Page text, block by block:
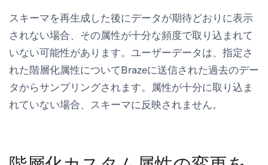
スキーマを再生成した後にデータが期待どおりに表示
されない場合、その属性が十分な頻度で取り込まれて
いない可能性があります。ユーザーデータは、指定さ
れた階層化属性についてBrazeに送信された過去のデー
タからサンプリングされます。属性が十分に取り込ま
れていない場合、スキーマに反映されません。